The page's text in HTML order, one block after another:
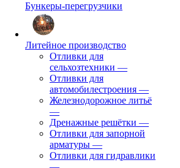
Бункеры-перегрузчики
Литейное производство
Отливки для
сельхозтехники —
Отливки для
автомобилестроения —
Железнодорожное литьё
—
Дренажные решётки —
Отливки для запорной
арматуры —
Отливки для гидравлики